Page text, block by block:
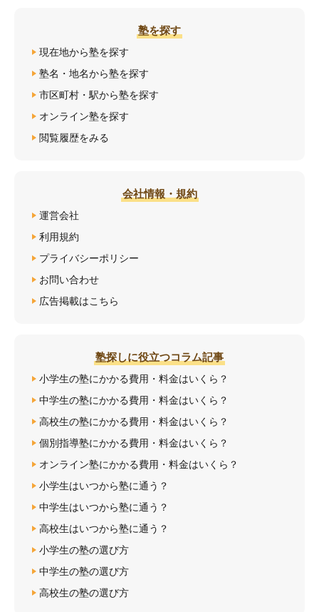
塾を探す
現在地から塾を探す
塾名・地名から塾を探す
市区町村・駅から塾を探す
オンライン塾を探す
閲覧履歴をみる
会社情報・規約
運営会社
利用規約
プライバシーポリシー
お問い合わせ
広告掲載はこちら
塾探しに役立つコラム記事
小学生の塾にかかる費用・料金はいくら？
中学生の塾にかかる費用・料金はいくら？
高校生の塾にかかる費用・料金はいくら？
個別指導塾にかかる費用・料金はいくら？
オンライン塾にかかる費用・料金はいくら？
小学生はいつから塾に通う？
中学生はいつから塾に通う？
高校生はいつから塾に通う？
小学生の塾の選び方
中学生の塾の選び方
高校生の塾の選び方